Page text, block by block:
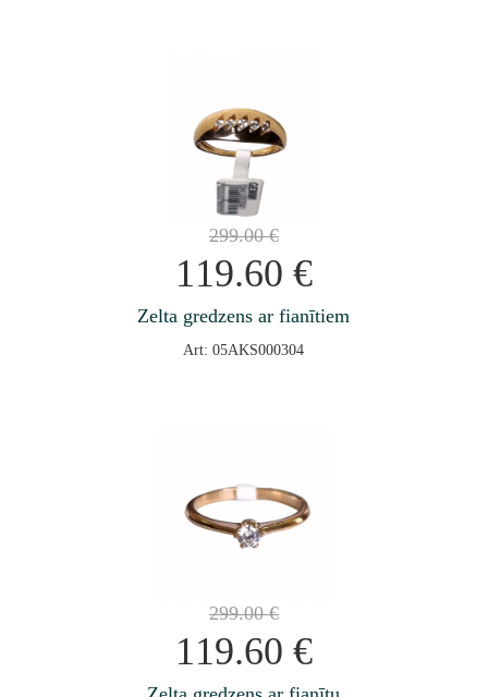
299.00€
119.60 €
Zelta gredzens ar fianītiem
Art: 05AKS000304
299.00€
119.60 €